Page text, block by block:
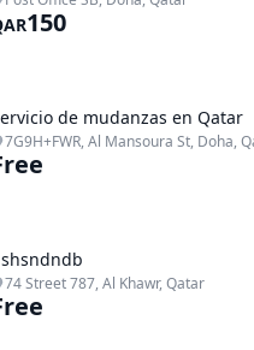
150
de mudanzas en Qatar
7G9H+FWR, Al Mansoura St, Doha,
74 Street 787, Al Khawr, Qatar